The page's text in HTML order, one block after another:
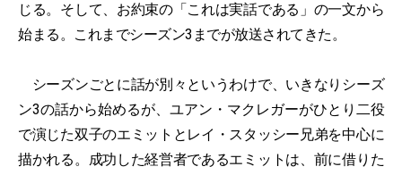
じる。そして、お約束の「これは実話である」の一文から
始まる。これまでシーズン3までが放送されてきた。
シーズンごとに話が別々というわけで、いきなりシーズ
ン3の話から始めるが、ユアン・マクレガーがひとり二役
で演じた双子のエミットとレイ・スタッシー兄弟を中心に
描かれる。成功した経営者であるエミットは、前に借りた